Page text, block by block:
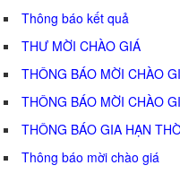
Thông báo kết quả
THƯ MỜI CHÀO GIÁ
THÔNG BÁO MỜI CHÀO
THÔNG BÁO MỜI CHÀO
THÔNG BÁO GIA HẠN
Thông báo mời chào giá